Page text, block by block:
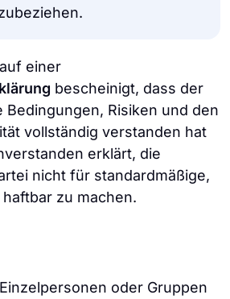
einer
bescheinigt, dass der
Bedingungen, Risiken und den
vollständig verstanden hat
erklärt, die
nicht für standardmäßige,
zu machen.
Einzelpersonen oder Gruppen